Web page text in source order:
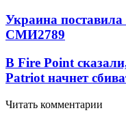
Украина
СМИ2789
В Fire Point
Patriot начнет
Читать комментарии